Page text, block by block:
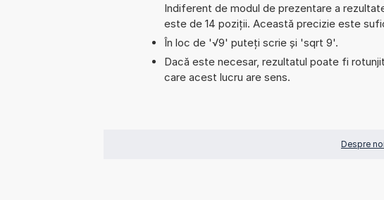
Indiferent de modul de prezentare a
este de 14 poziții. Această precizie este
În loc de '√9' puteți scrie și 'sqrt 9'.
Dacă este necesar, rezultatul poate fi
care acest lucru are sens.
Despre noi